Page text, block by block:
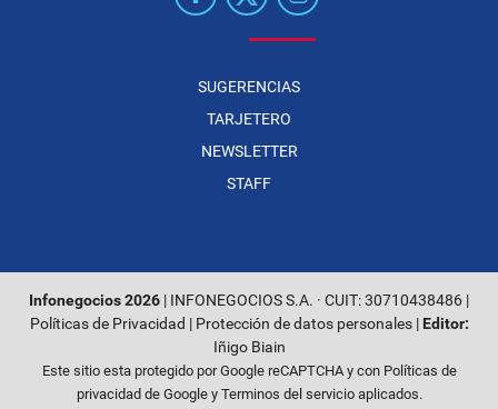
SUGERENCIAS
TARJETERO
NEWSLETTER
STAFF
Infonegocios 2026 | INFONEGOCIOS S.A. · CUIT: 30710438486 |
Políticas de Privacidad | Protección de datos personales| Editor:
Iñigo Biain
Este sitio esta protegido por Google reCAPTCHA y con Políticas de
privacidad de Googley Terminos del servicioaplicados.